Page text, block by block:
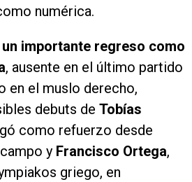
numérica.
importante regreso como
, ausente en el último partido
en el muslo derecho,
debuts de Tobías
como refuerzo desde
y Francisco Ortega,
griego, en